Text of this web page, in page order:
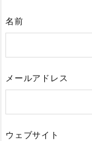
名前
メールアドレス
ウェブサイト